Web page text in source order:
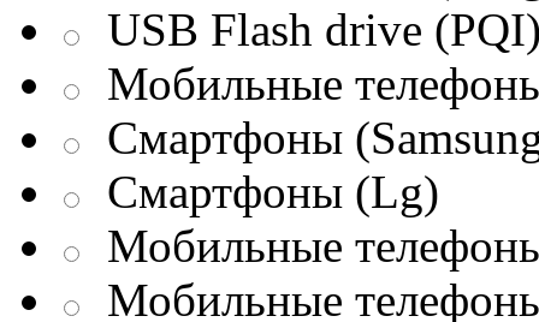
USB Flash drive
Мобильные
Смартфоны
Смартфоны (Lg)
Мобильные
Мобильные